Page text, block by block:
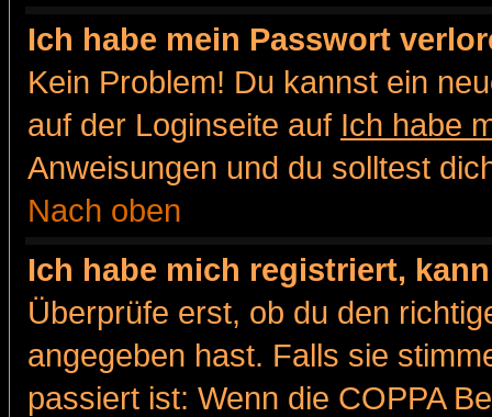
Ich habe mein Passwort
Kein Problem! Du kannst ein
auf der Loginseite auf Ich habe
Anweisungen und du solltest
Nach oben
Ich habe mich registriert,
Überprüfe erst, ob du den
angegeben hast. Falls sie
passiert ist: Wenn die COPPA